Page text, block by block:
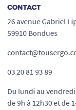
CONTACT
26 avenue Gabriel
59910 Bondues
03 20 81 93 89
Du lundi au vendredi
de 9h à 12h30 et de